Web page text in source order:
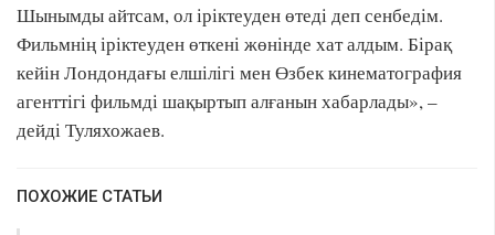
Шынымды айтсам, ол іріктеуден өтеді деп сенбедім.
Фильмнің іріктеуден өткені жөнінде хат алдым. Бірақ
кейін Лондондағы елшілігі мен Өзбек кинематография
агенттігі фильмді шақыртып алғанын хабарлады», –
дейді Туляхожаев.
ПОХОЖИЕ СТАТЬИ